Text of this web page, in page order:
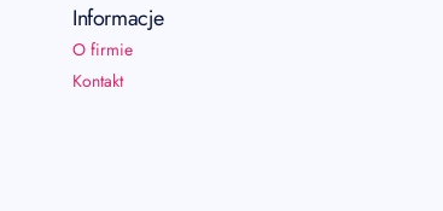
Informacje
O firmie
Kontakt